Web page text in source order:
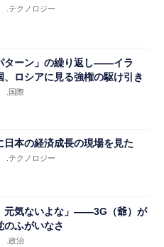
.テクノロジー
ターン」の繰り返し――イラ
、ロシアに見る強権の駆け引き
.国際
日本の経済成長の現場を見た
.テクノロジー
元気ないよな」――3G（爺）が
のふがいなさ
.政治